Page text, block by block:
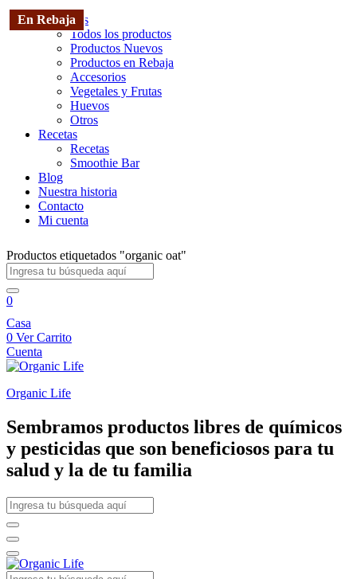
Productos
Todos los productos
Productos Nuevos
Productos en Rebaja
Accesorios
Vegetales y Frutas
Huevos
Otros
Recetas
Recetas
Smoothie Bar
Blog
Nuestra historia
Contacto
Mi cuenta
Productos etiquetados "organic oat"
0
Casa
0 Ver Carrito
Cuenta
Organic Life
Sembramos productos libres de químicos
y pesticidas que son beneficiosos para tu
salud y la de tu familia